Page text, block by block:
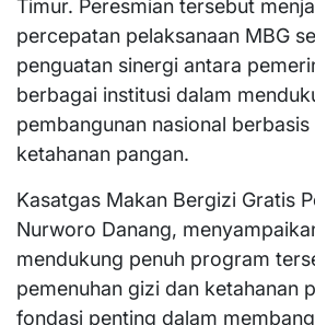
Timur. Peresmian tersebut
percepatan pelaksanaan MBG
penguatan sinergi antara
berbagai institusi dalam
pembangunan nasional
ketahanan pangan.
Kasatgas Makan Bergizi Gratis
Nurworo Danang,
mendukung penuh program
pemenuhan gizi dan ketahanan
fondasi penting dalam